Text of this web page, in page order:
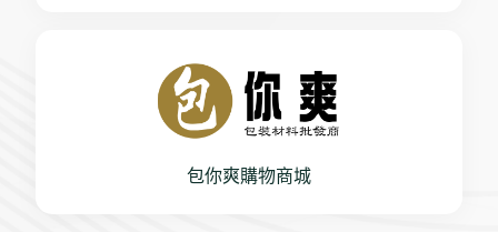
包你爽購物商城